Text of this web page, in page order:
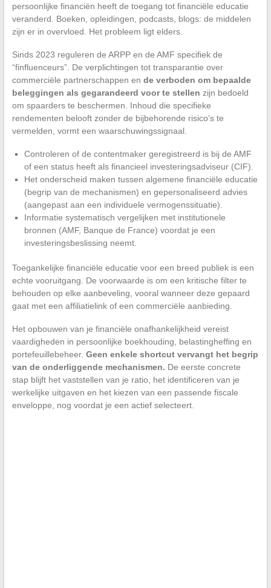
persoonlijke financiën heeft de toegang tot financiële educatie
veranderd. Boeken, opleidingen, podcasts, blogs: de middelen
zijn er in overvloed. Het probleem ligt elders.
Sinds 2023 reguleren de ARPP en de AMF specifiek de
“finfluenceurs”. De verplichtingen tot transparantie over
commerciële partnerschappen en de verboden om bepaalde
beleggingen als gegarandeerd voor te stellen zijn bedoeld
om spaarders te beschermen. Inhoud die specifieke
rendementen belooft zonder de bijbehorende risico’s te
vermelden, vormt een waarschuwingssignaal.
Controleren of de contentmaker geregistreerd is bij de AMF
of een status heeft als financieel investeringsadviseur (CIF).
Het onderscheid maken tussen algemene financiële educatie
(begrip van de mechanismen) en gepersonaliseerd advies
(aangepast aan een individuele vermogenssituatie).
Informatie systematisch vergelijken met institutionele
bronnen (AMF, Banque de France) voordat je een
investeringsbeslissing neemt.
Toegankelijke financiële educatie voor een breed publiek is een
echte vooruitgang. De voorwaarde is om een kritische filter te
behouden op elke aanbeveling, vooral wanneer deze gepaard
gaat met een affiliatielink of een commerciële aanbieding.
Het opbouwen van je financiële onafhankelijkheid vereist
vaardigheden in persoonlijke boekhouding, belastingheffing en
portefeuillebeheer. Geen enkele shortcut vervangt het begrip
van de onderliggende mechanismen. De eerste concrete
stap blijft het vaststellen van je ratio, het identificeren van je
werkelijke uitgaven en het kiezen van een passende fiscale
enveloppe, nog voordat je een actief selecteert.